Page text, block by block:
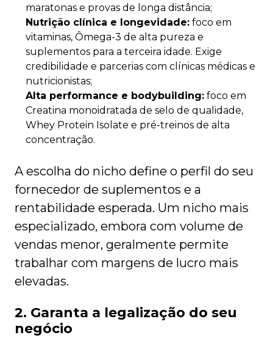
maratonas e provas de longa distância;
Nutrição clínica e longevidade: foco em
vitaminas, Ômega-3 de alta pureza e
suplementos para a terceira idade. Exige
credibilidade e parcerias com clínicas médicas e
nutricionistas;
Alta performance e bodybuilding: foco em
Creatina monoidratada de selo de qualidade,
Whey Protein Isolate e pré-treinos de alta
concentração.
A escolha do nicho define o perfil do seu
fornecedor de suplementos e a
rentabilidade esperada. Um nicho mais
especializado, embora com volume de
vendas menor, geralmente permite
trabalhar com margens de lucro mais
elevadas.
2. Garanta a legalização do seu
negócio